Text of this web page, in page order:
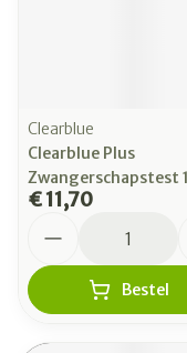
Clearblue
Clearblue Plus
Zwangerschapstest 1
€ 11,70
Bestel